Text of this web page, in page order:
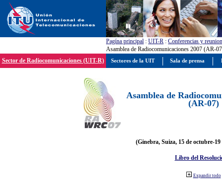
Pagína principal : UIT-R : Conferencias y
Asamblea de Radiocomunicaciones 2007 (AR-
Sector de Radiocomunicaciones (UIT-R)
Asamblea de
(AR-07)
(Ginebra, Suiza, 15 de octubre-19
Libro del
Expandir todo
Sectores de la UIT Sala de prensa